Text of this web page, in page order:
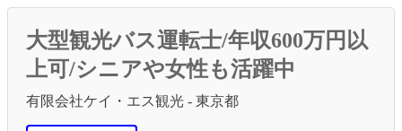
大型観光バス運転士/年収600万円以
上可/シニアや女性も活躍中
有限会社ケイ・エス観光 - 東京都